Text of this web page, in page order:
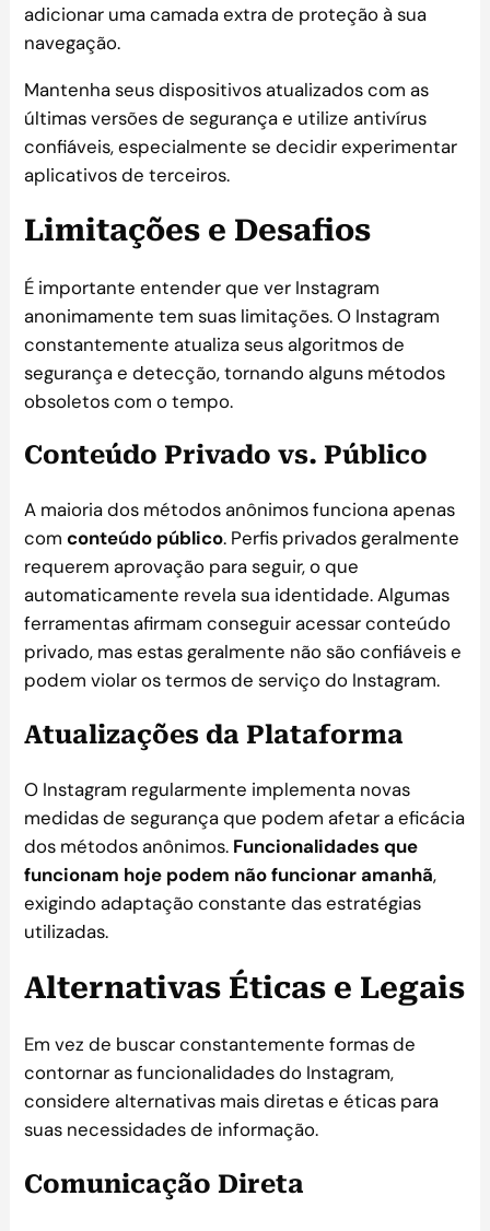
adicionar uma camada extra de proteção à sua
navegação.
Mantenha seus dispositivos atualizados com as
últimas versões de segurança e utilize antivírus
confiáveis, especialmente se decidir experimentar
aplicativos de terceiros.
Limitações e Desafios
É importante entender que ver Instagram
anonimamente tem suas limitações. O Instagram
constantemente atualiza seus algoritmos de
segurança e detecção, tornando alguns métodos
obsoletos com o tempo.
Conteúdo Privado vs. Público
A maioria dos métodos anônimos funciona apenas
comconteúdo público. Perfis privados geralmente
requerem aprovação para seguir, o que
automaticamente revela sua identidade. Algumas
ferramentas afirmam conseguir acessar conteúdo
privado, mas estas geralmente não são confiáveis e
podem violar os termos de serviço do Instagram.
Atualizações da Plataforma
O Instagram regularmente implementa novas
medidas de segurança que podem afetar a eficácia
dos métodos anônimos. Funcionalidades que
funcionam hoje podem não funcionar amanhã,
exigindo adaptação constante das estratégias
utilizadas.
Alternativas Éticas e Legais
Em vez de buscar constantemente formas de
contornar as funcionalidades do Instagram,
considere alternativas mais diretas e éticas para
suas necessidades de informação.
Comunicação Direta